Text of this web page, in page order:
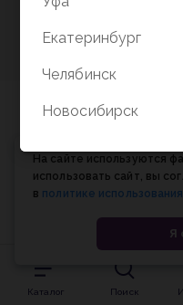
Каталог Поиск
На сайте используются
использовать сайт, вы
в политике
Я
Екатеринбург
Челябинск
Новосибирск